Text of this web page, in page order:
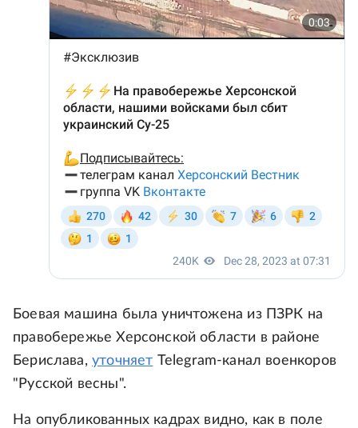
Боевая машина была уничтожена из ПЗРК на
правобережье Херсонской области в районе
Берислава, уточняет Telegram-канал военкоров
"Русской весны".
На опубликованных кадрах видно, как в поле